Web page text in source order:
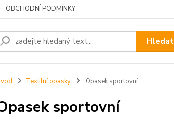
OBCHODNÍ PODMÍNKY
Hledat
Textilní opasky Opasek sportovní
sportovní